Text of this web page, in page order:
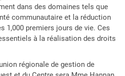
dans des domaines tels que
communautaire et la réduction
1,000 premiers jours de vie. Ces
à la réalisation des droits
régionale de gestion de